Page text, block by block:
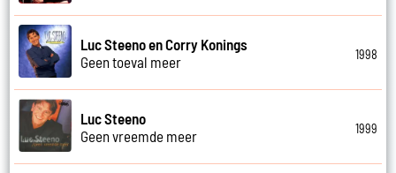
Luc Steeno en Corry Konings
Geen toeval meer
1998
Luc Steeno
Geen vreemde meer
1999